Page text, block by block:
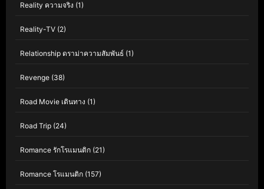
Reality ความจริง (1)
Reality-TV (2)
Relationship ดราม่าความสัมพันธ์ (1)
Revenge (38)
Road Movie เดินทาง (1)
Road Trip (24)
Romance รักโรแมนติก (21)
Romance โรแมนติก (157)